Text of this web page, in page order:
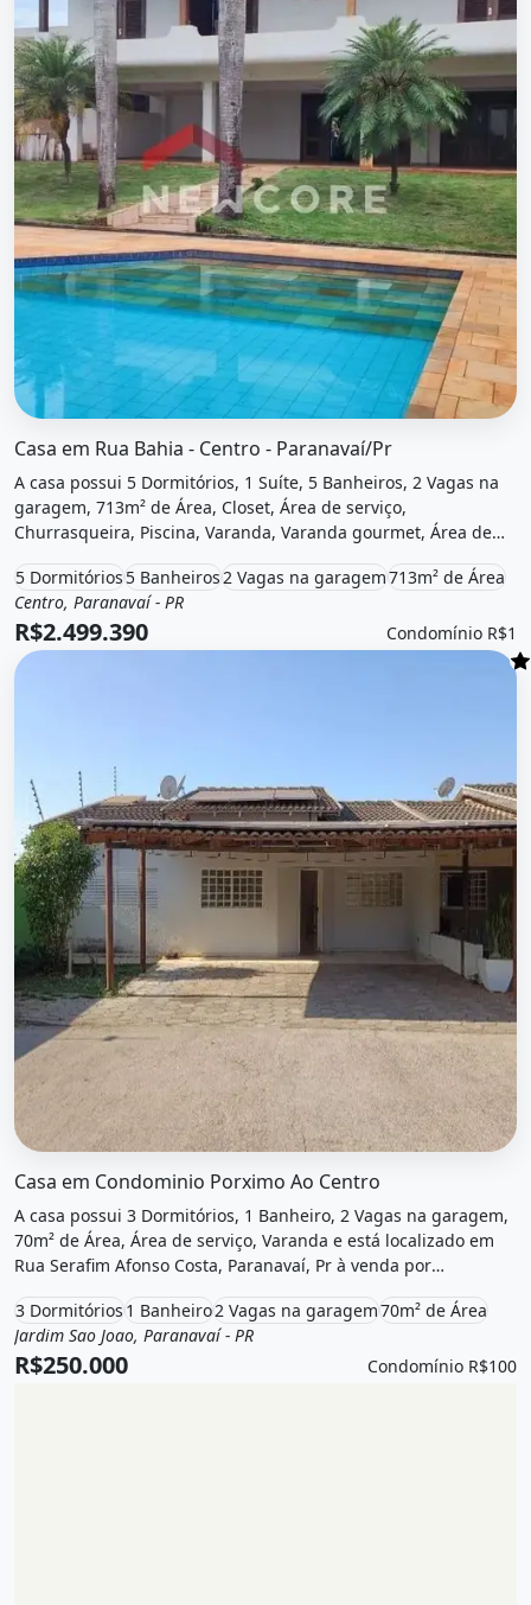
Casa em Rua Bahia - Centro - Paranavaí/Pr
A casa possui 5 Dormitórios, 1 Suíte, 5 Banheiros, 2 Vagas na
garagem, 713m² de Área, Closet, Área de serviço,
Churrasqueira, Piscina, Varanda, Varanda gourmet, Área de
por R$2.499.390 e Condomínio por R$1 /Mês.
5 Dormitórios5 Banheiros2 Vagas na garagem713m² de Área
Venda
Casa
Centro, Paranavaí - PR
R$2.499.390 Condomínio R$1
Casa em Condominio Porximo Ao Centro
A casa possui 3 Dormitórios, 1 Banheiro, 2 Vagas na garagem,
70m² de Área, Área de serviço, Varanda e está localizado em
Rua Serafim Afonso Costa, Paranavaí, Pr à venda por
3 Dormitórios 1 Banheiro2 Vagas na garagem70m² de Área
Venda
Casa
Jardim Sao Joao, Paranavaí - PR
R$250.000 Condomínio R$100